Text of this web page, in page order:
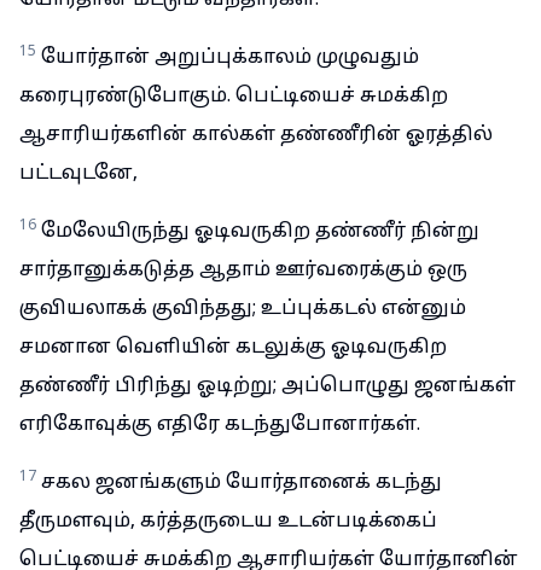
15 யோர்தான் அறுப்புக்காலம் முழுவதும்
கரைபுரண்டுபோகும். பெட்டியைச் சுமக்கிற
ஆசாரியர்களின் கால்கள் தண்ணீரின் ஓரத்தில்
பட்டவுடனே,
16 மேலேயிருந்து ஓடிவருகிற தண்ணீர் நின்று
சார்தானுக்கடுத்த ஆதாம் ஊர்வரைக்கும் ஒரு
குவியலாகக் குவிந்தது; உப்புக்கடல் என்னும்
சமனான வெளியின் கடலுக்கு ஓடிவருகிற
தண்ணீர் பிரிந்து ஓடிற்று; அப்பொழுது ஜனங்கள்
எரிகோவுக்கு எதிரே கடந்துபோனார்கள்.
17 சகல ஜனங்களும் யோர்தானைக் கடந்து
தீருமளவும், கர்த்தருடைய உடன்படிக்கைப்
பெட்டியைச் சுமக்கிற ஆசாரியர்கள் யோர்தானின்